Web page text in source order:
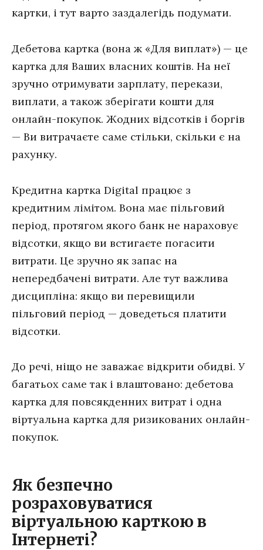
картки, і тут варто заздалегідь подумати.
Дебетова картка (вона ж «Для виплат») — це
картка для Ваших власних коштів. На неї
зручно отримувати зарплату, перекази,
виплати, а також зберігати кошти для
онлайн-покупок. Жодних відсотків і боргів
— Ви витрачаєте саме стільки, скільки є на
рахунку.
Кредитна картка Digital працює з
кредитним лімітом. Вона має пільговий
період, протягом якого банк не нараховує
відсотки, якщо ви встигаєте погасити
витрати. Це зручно як запас на
непередбачені витрати. Але тут важлива
дисципліна: якщо ви перевищили
пільговий період — доведеться платити
відсотки.
До речі, ніщо не заважає відкрити обидві. У
багатьох саме так і влаштовано: дебетова
картка для повсякденних витрат і одна
віртуальна картка для ризикованих онлайн-
покупок.
Як безпечно
розраховуватися
віртуальною карткою в
Інтернеті?